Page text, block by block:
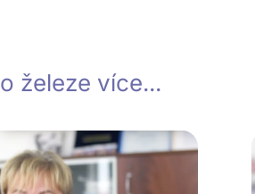
železe více...